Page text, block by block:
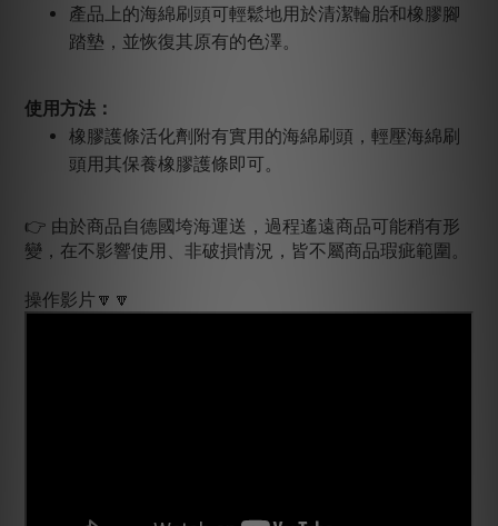
產品上的海綿刷頭可輕鬆地用於清潔輪胎和橡膠腳
踏墊，並恢復其原有的色澤。
使用方法：
橡膠護條活化劑附有實用的海綿刷頭，輕壓海綿刷
頭用其保養橡膠護條即可。
👉 由於商品自德國垮海運送，過程遙遠商品可能稍有形
變，在不影響使用、非破損情況，皆不屬商品瑕疵範圍。
操作影片🔽🔽